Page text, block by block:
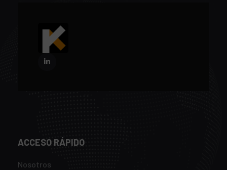
ACCESO RÁPIDO
Nosotros